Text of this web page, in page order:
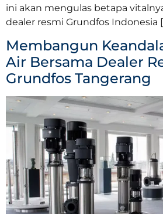
ini akan mengulas betapa
dealer resmi Grundfos Indonesia
Membangun
Air Bersama Dealer
Grundfos Tangerang